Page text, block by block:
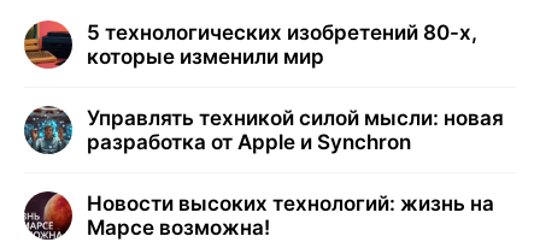
5 технологических изобретений 80-х,
которые изменили мир
Управлять техникой силой мысли: новая
разработка от Apple и Synchron
Новости высоких технологий: жизнь на
Марсе возможна!